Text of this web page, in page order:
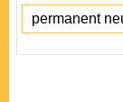
permanent